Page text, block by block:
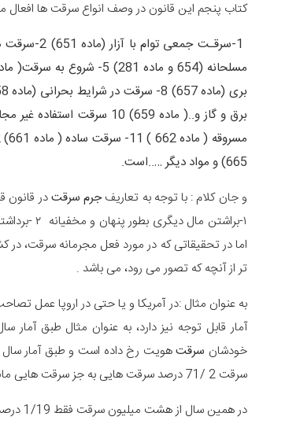
کتاب پنجم این قانون در وصف انواع سرقت ها افعال
665) و مواد دیگر …..است.
و جان کلام : با توجه به تعاریفجرم سرقتدر قانون
اما در تحقیقاتی که در مورد فعل مجرمانه سرقت،
تر از آنچه که تصور می رود، می باشد .
به عنوان مثال :در آمریکا و یا حتی در اروپا عمل
خودشان سرقت
سرقت 2 /71 درصد سرقت هایی به جز سرقت هایی مانند دزدیدن اتومبیل و وسایل نقلیه اختصاصی و یا ورود به منزل بوده است .
در همین سال از هشت میلیون سرقت فقط 1/19 درصد دزدی از خانه مردم بوده و 7/9 درصد